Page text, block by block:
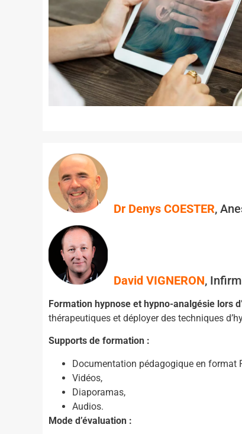
Dr Denys COESTER,
David VIGNERON,
Formation hypnose et hypno-analgésie lors
thérapeutiques et déployer des techniques
Supports de formation :
Documentation pédagogique en format
Vidéos,
Diaporamas,
Audios.
Mode d’évaluation :